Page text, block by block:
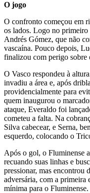
O jogo
O confronto começou em
os lados. Logo no
Andrés Gómez, que não
vascaína. Pouco depois,
finalizou com perigo sobre
O Vasco respondeu à
invadiu a área e, após
providencialmente para
quem inaugurou o
ataque, Everaldo foi
cometeu a falta. Na
Silva cabecear, e Serna,
esquerdo, colocando o
Após o gol, o Fluminense
recuando suas linhas e
pressionar, mas encontrou
adversária, com a primeira
mínima para o Fluminense.